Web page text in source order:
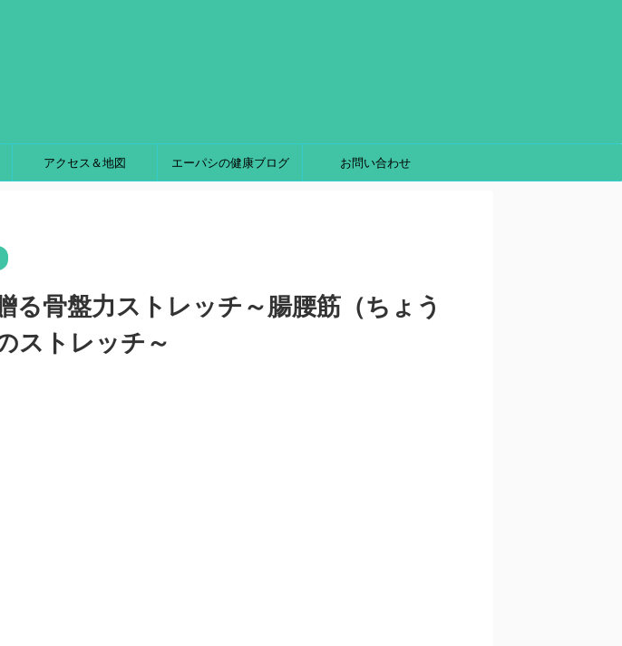
アクセス＆地図 エーパシの健康ブログ お問い合わせ
る骨盤力ストレッチ～腸腰筋（ちょう
ストレッチ～